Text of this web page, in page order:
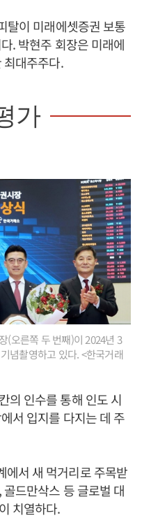
탈이 미래에셋증권 보통
. 박현주 회장은 미래에
대주주다.
가
(오른쪽 두 번째)이 2024년 3
념촬영하고 있다. <한국거래
의 인수를 통해 인도 시
서 입지를 다지는 데 주
에서 새 먹거리로 주목받
드만삭스 등 글로벌 대
치열하다.